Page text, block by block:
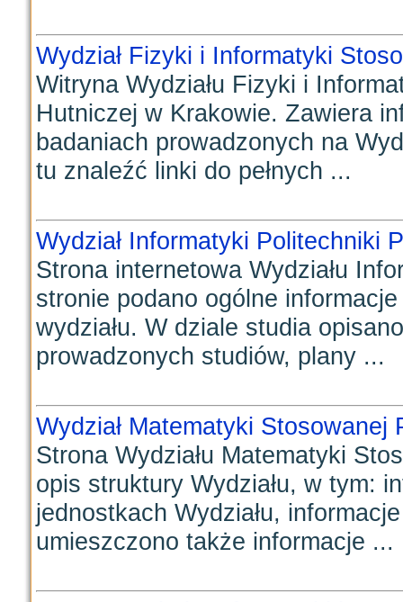
Wydział Fizyki i Informatyki
Witryna Wydziału Fizyki i
Hutniczej w Krakowie. Zawiera
badaniach prowadzonych na
tu znaleźć linki do pełnych ...
Wydział Informatyki Politechniki
Strona internetowa Wydziału
stronie podano ogólne
wydziału. W dziale studia
prowadzonych studiów, plany ...
Wydział Matematyki Stosowanej
Strona Wydziału Matematyki
opis struktury Wydziału, w tym:
jednostkach Wydziału,
umieszczono także informacje ...